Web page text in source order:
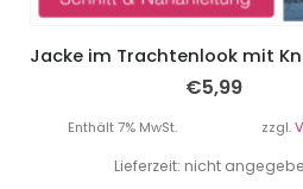
€5,99
Enthält 7% MwSt. zzgl.
Lieferzeit: nicht